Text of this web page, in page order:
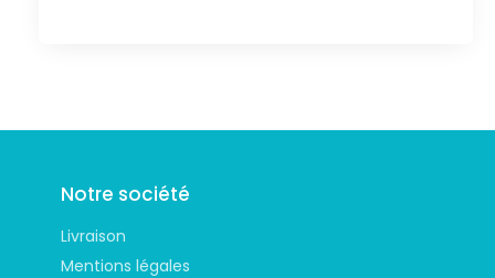
Notre société
Livraison
Mentions légales